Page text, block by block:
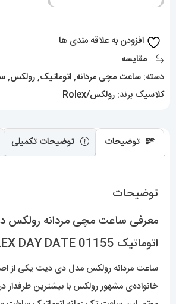
اتوماتیک
01155
DATE
افزودن به علاقه مندی ها
مقایسه
دسته: ساعت مچی مردانه,اتوماتیک,رولکس,
کلاسیک برند: رولکس/Rolex
توضیحات توضیحات تکمیلی
توضیحات
معرفی ساعت مچی مردانه رولکس
اتوماتیک 01155 ROLEX DAY DATE
ساعت مردانه رولکس مدل دی دیت یکی از
خانواده‌ی مشهور رولکس با بیشترین طرفدار